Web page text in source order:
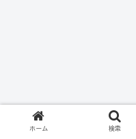
ホーム 検索